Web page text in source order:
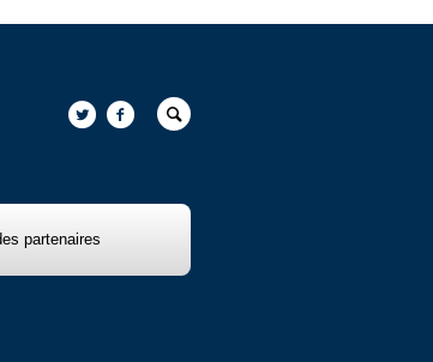
partenaires